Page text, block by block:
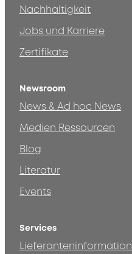
Nachhaltigkeit
Jobs und Karriere
Zertifikate
Newsroom
News & Ad hoc News
Medien Ressourcen
Blog
Literatur
Events
Services
Lieferanteninformation